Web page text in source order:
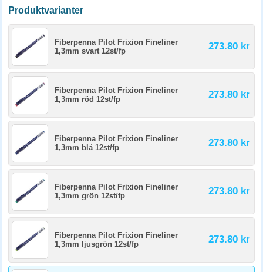
Produktvarianter
Fiberpenna Pilot Frixion Fineliner
1,3mm svart 12st/fp
273.80 kr
Fiberpenna Pilot Frixion Fineliner
1,3mm röd 12st/fp
273.80 kr
Fiberpenna Pilot Frixion Fineliner
1,3mm blå 12st/fp
273.80 kr
Fiberpenna Pilot Frixion Fineliner
1,3mm grön 12st/fp
273.80 kr
Fiberpenna Pilot Frixion Fineliner
1,3mm ljusgrön 12st/fp
273.80 kr